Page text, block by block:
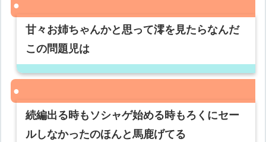
甘々お姉ちゃんかと思って澪を見たらなんだ
この問題児は
続編出る時もソシャゲ始める時もろくにセー
ルしなかったのほんと馬鹿げてる